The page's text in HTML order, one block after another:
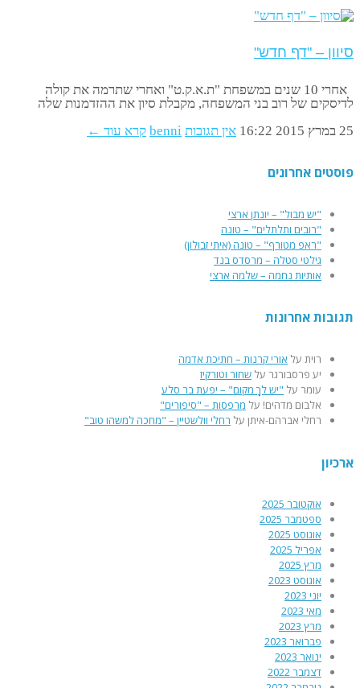
סיוון – "דף חדש"
אחרי 10 שנים במשפחת "ת.א.ק.ט" ואחרי שתרמה את קולה
לדיסקים של רוב בני המשפחה, מקבלת סיון את ההזדמנות שלה
25 במרץ 2015
16:22 אין תגובות benni קרא עוד ←
פוסטים אחרונים
"יש מבול" – יונתן ארצי
"רובים ותלתלים" – טונה
"ראפ מטורף" – טונה (איתי זבולון)
גילטי סטלה – מרסדס בנד
אותיות נחמה – שלמה ארצי
תגובות אחרונות
רוית על אורי קרנות – חתיכת אדמה
יע פרסבורגר על שחור וטורקיז
עומר על "יש לךָ מקום" – יפעת בר סלע
אלבום מדהים! על מרפסות – "סיפורים"
רחלי אברהם-איתן על רחלי וולשטיין – "מחכה למשהו טוב"
ארכיון
אוקטובר 2025
ספטמבר 2025
אוגוסט 2025
אפריל 2025
מרץ 2025
אוגוסט 2023
יוני 2023
מאי 2023
מרץ 2023
פברואר 2023
ינואר 2023
דצמבר 2022